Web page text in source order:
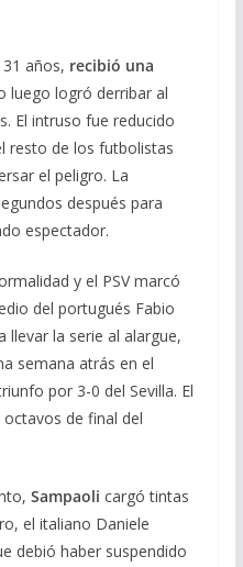
años, recibió una
luego logró derribar al
El intruso fue reducido
resto de los futbolistas
el peligro. La
después para
espectador.
y el PSV marcó
del portugués Fabio
llevar la serie al alargue,
semana atrás en el
por 3-0 del Sevilla. El
de final del
Sampaoli cargó tintas
el italiano Daniele
debió haber suspendido